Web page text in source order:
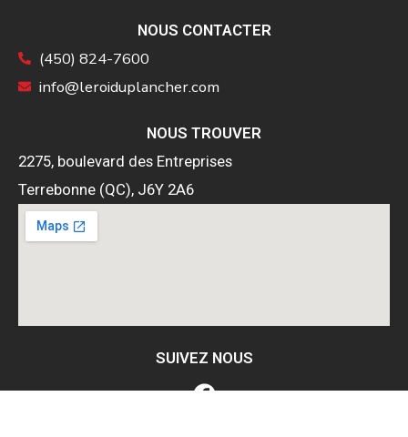
NOUS CONTACTER
(450) 824-7600
info@leroiduplancher.com
NOUS TROUVER
2275, boulevard des Entreprises
Terrebonne (QC), J6Y 2A6
SUIVEZ NOUS